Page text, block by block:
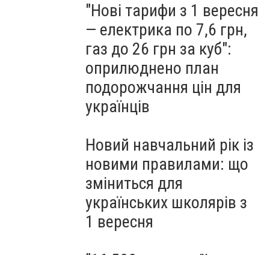
"Нові тарифи з 1 вересня
— електрика по 7,6 грн,
газ до 26 грн за куб":
оприлюднено план
подорожчання цін для
українців
Новий навчальний рік із
новими правилами: що
зміниться для
українських школярів з
1 вересня